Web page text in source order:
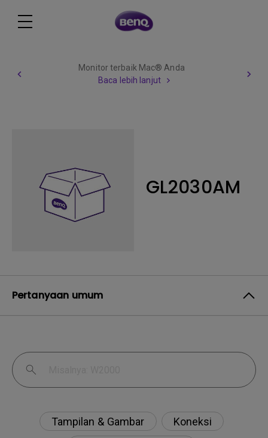
Monitor terbaik Mac® Anda
Baca lebih lanjut
GL2030AM
Pertanyaan umum
Tampilan & Gambar
Koneksi